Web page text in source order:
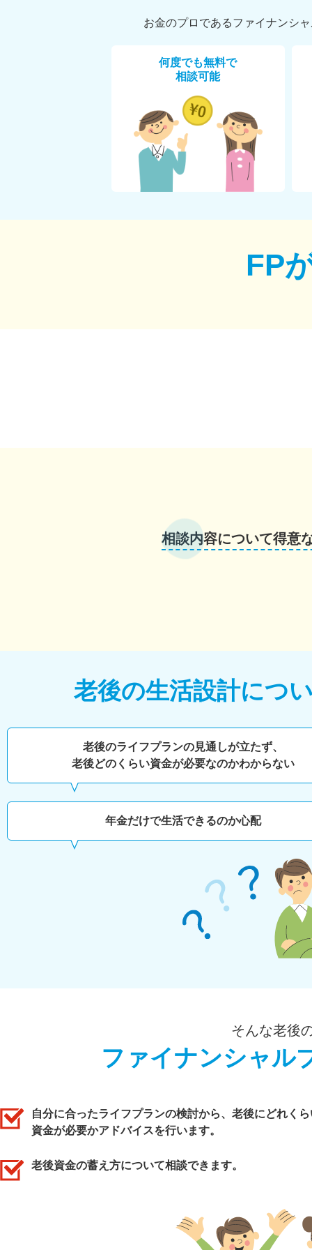
お金のプロであるファイナンシ
何度でも無料で
相談可能
FP
相談内容について得意
老後の生活設計につ
老後のライフプランの見通しが立たず、
老後どのくらい資金が必要なのかわからない
年金だけで生活できるのか心配
そんな老後
ファイナンシャル
自分に合ったライフプランの検討から、老後にどれく
資金が必要かアドバイスを行います。
老後資金の蓄え方について相談できます。